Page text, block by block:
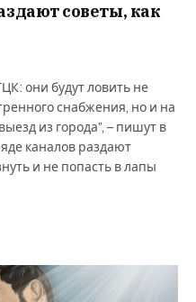
советы, как
они будут ловить не
снабжения, но и на
из города”, – пишут в
каналов раздают
и не попасть в лапы